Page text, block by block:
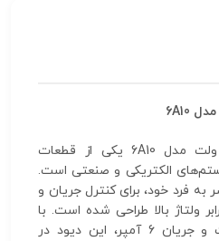
دیود قدرت 6 آمپر 1000 ولت مدل 6A10 یکی از قطعات
الکتریکی و صنعتی است.
به فرد خود، برای کنترل جریان و
ولتاژ بالا طراحی شده است. با
توان تحمل ولتاژ 1000 ولت و جریان 6 آمپر، این دیود در